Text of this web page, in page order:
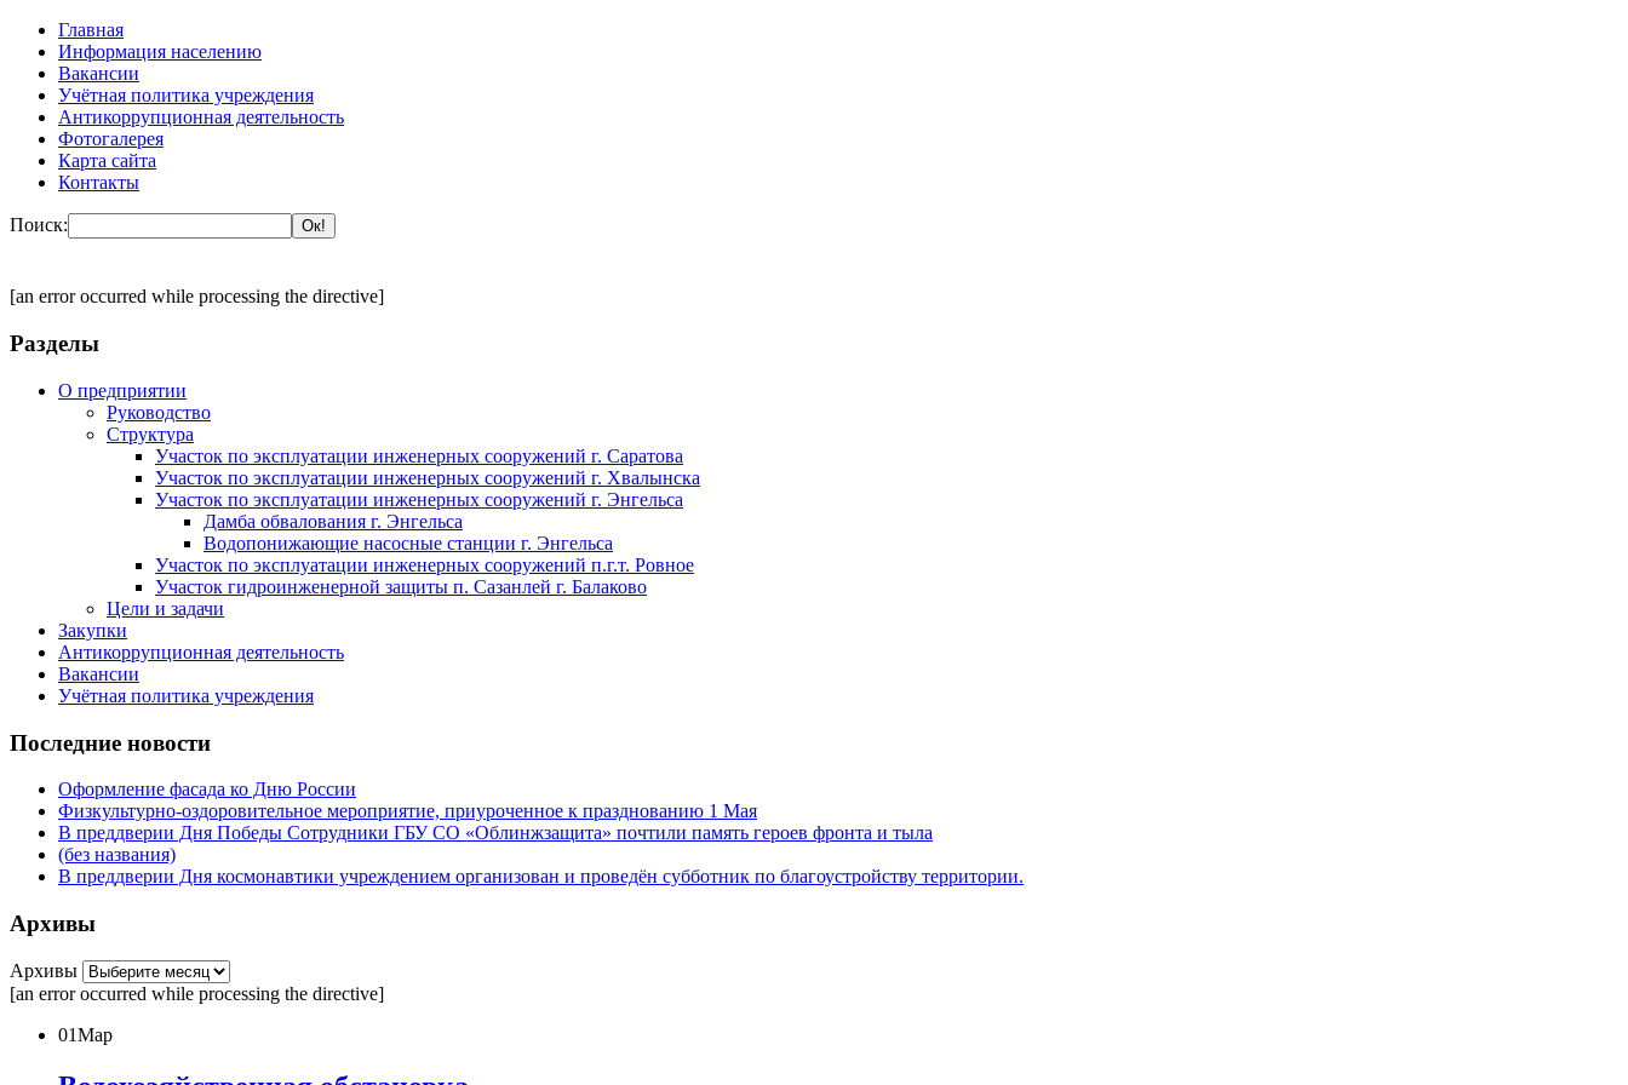
Главная
Информация населению
Вакансии
Учётная политика учреждения
Антикоррупционная деятельность
Фотогалерея
Карта сайта
Контакты
Поиск:
[an error occurred while processing the directive]
Разделы
О предприятии
Руководство
Структура
Участок по эксплуатации инженерных сооружений г. Саратова
Участок по эксплуатации инженерных сооружений г. Хвалынска
Участок по эксплуатации инженерных сооружений г. Энгельса
Дамба обвалования г. Энгельса
Водопонижающие насосные станции г. Энгельса
Участок по эксплуатации инженерных сооружений п.г.т. Ровное
Участок гидроинженерной защиты п. Сазанлей г. Балаково
Цели и задачи
Закупки
Антикоррупционная деятельность
Вакансии
Учётная политика учреждения
Последние новости
Оформление фасада ко Дню России
Физкультурно-оздоровительное мероприятие, приуроченное к празднованию 1 Мая
В преддверии Дня Победы Сотрудники ГБУ СО «Облинжзащита» почтили память героев фронта и тыла
(без названия)
В преддверии Дня космонавтики учреждением организован и проведён субботник по благоустройству территории.
Архивы
Архивы
[an error occurred while processing the directive]
01Мар